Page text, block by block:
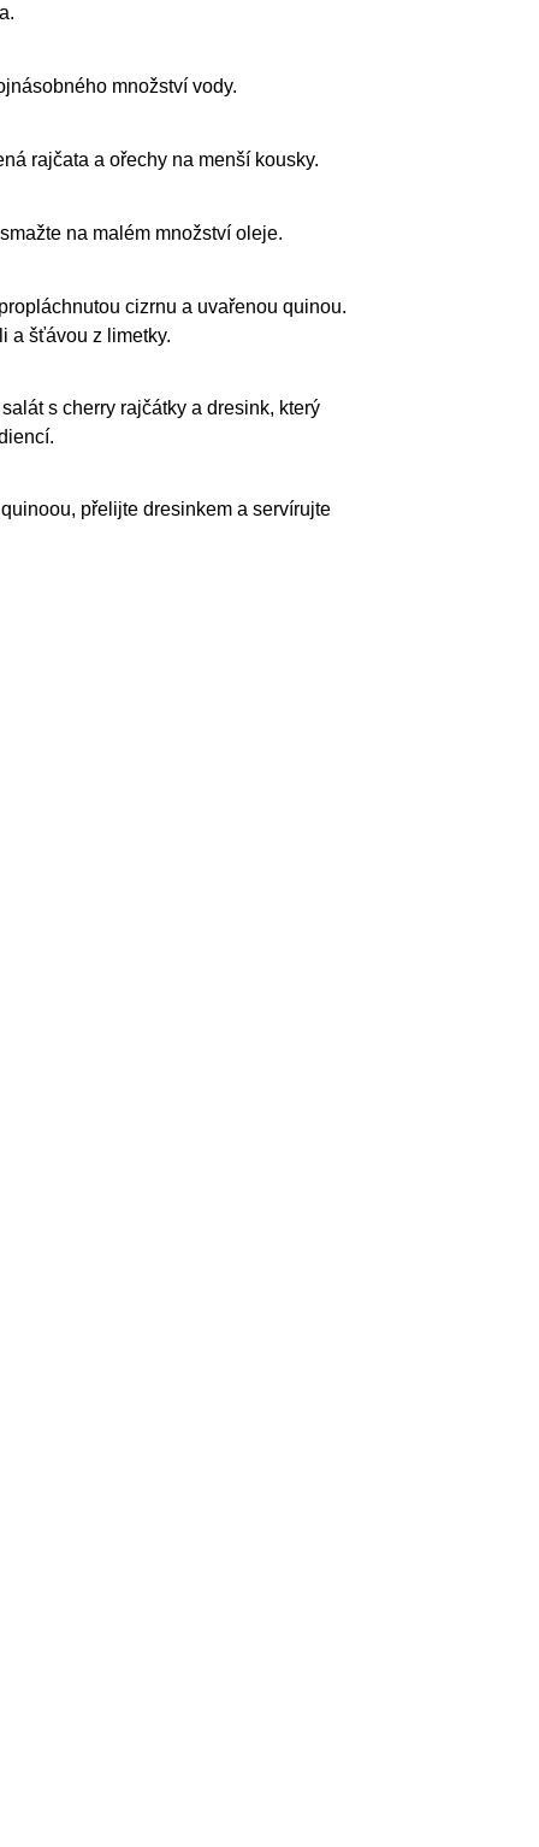
množství vody.
rajčata a ořechy na menší kousky.
na malém množství oleje.
cizrnu a uvařenou quinou.
a šťávou z limetky.
s cherry rajčátky a dresink, který
přelijte dresinkem a servírujte